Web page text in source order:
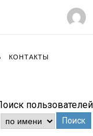
КОНТАКТЫ
пользователей
Поиск